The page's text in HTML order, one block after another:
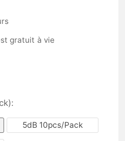
gratuit à vie
5dB 10pcs/Pack